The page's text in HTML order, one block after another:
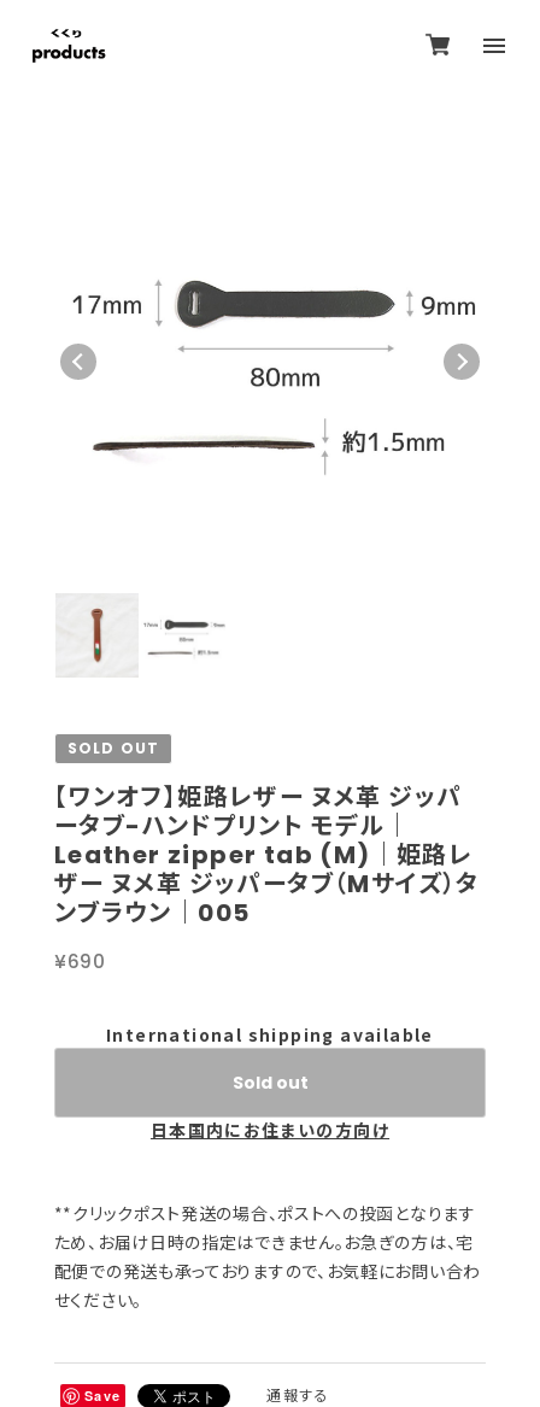
SOLD OUT
【ワンオフ】姫路レザー ヌメ革 ジッパ
ータブ-ハンドプリント モデル｜
Leather zipper tab (M)｜姫路レ
ザー ヌメ革 ジッパータブ（Mサイズ）タ
ンブラウン｜005
¥690
International shipping available
Sold out
日本国内にお住まいの方向け
**クリックポスト発送の場合、ポストへの投函となります
ため、お届け日時の指定はできません。お急ぎの方は、宅
配便での発送も承っておりますので、お気軽にお問い合わ
せください。
Save 通報する